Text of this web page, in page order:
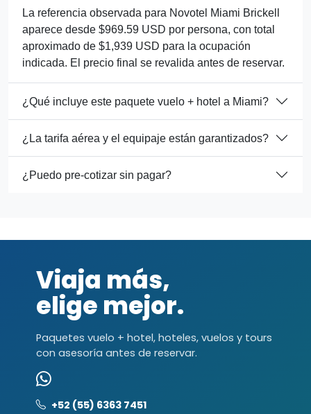
La referencia observada para Novotel Miami Brickell
aparece desde $969.59 USD por persona, con total
aproximado de $1,939 USD para la ocupación
indicada. El precio final se revalida antes de reservar.
¿Qué incluye este paquete vuelo + hotel a Miami?
¿La tarifa aérea y el equipaje están garantizados?
¿Puedo pre-cotizar sin pagar?
Viaja más,
elige mejor.
Paquetes vuelo + hotel, hoteles, vuelos y tours
con asesoría antes de reservar.
+52 (55) 6363 7451